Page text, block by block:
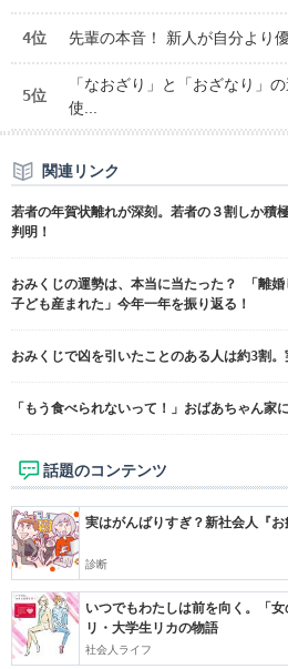
4位 先輩の本音！ 新人が自分より
5位
「なおざり」と「おざなり」
使...
関連リンク
若者の年賀状離れが深刻。若者の３割しか積
判明！
おみくじの運勢は、本当に当たった？ 「離
子ども産まれた」今年一年を振り返る！
おみくじで凶を引いたことのある人は約3割
「もう食べられないって！」おばあちゃん家
話題のコンテンツ
実はがんばりすぎ？新社会人『
診断
いつでもわたしは前を向く。「
リ・大学生リカの物語
社会人ライフ